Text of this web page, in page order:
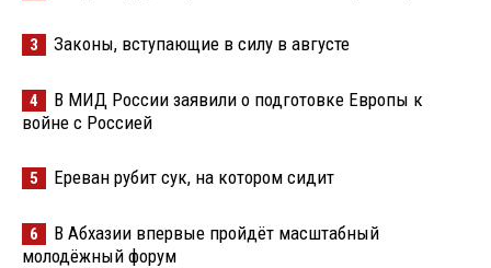
3 Законы, вступающие в силу в августе
4
В МИД России заявили о подготовке Европы к
войне с Россией
5 Ереван рубит сук, на котором сидит
6
В Абхазии впервые пройдёт масштабный
молодёжный форум